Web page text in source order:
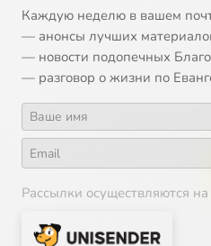
Каждую неделю в вашем
— анонсы лучших
— новости подопечных
— разговор о жизни по
Рассылки осуществляются